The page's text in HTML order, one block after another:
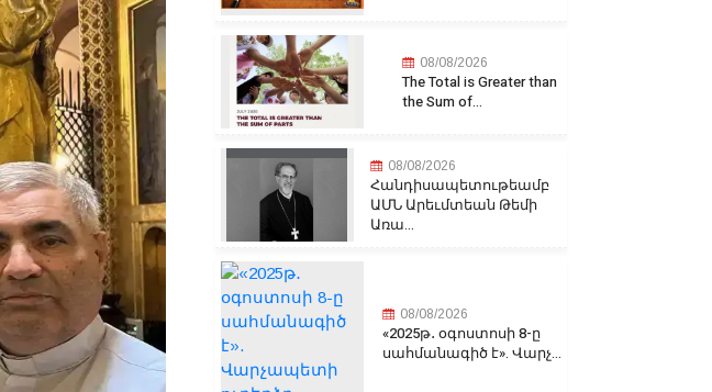
08/08/2026
The Total is Greater than
the Sum of...
08/08/2026
Հանդիսապետութեամբ
ԱՄՆ Արեւմտեան Թեմի
Առա...
08/08/2026
«2025թ․ օգոստոսի 8-ը
սահմանագիծ է». Վարչ...